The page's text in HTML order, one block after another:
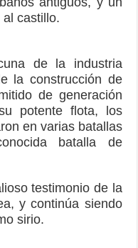
castillo.
de la industria
la construcción de
de generación
potente flota, los
en varias batallas
batalla de
testimonio de la
y continúa siendo
sirio.